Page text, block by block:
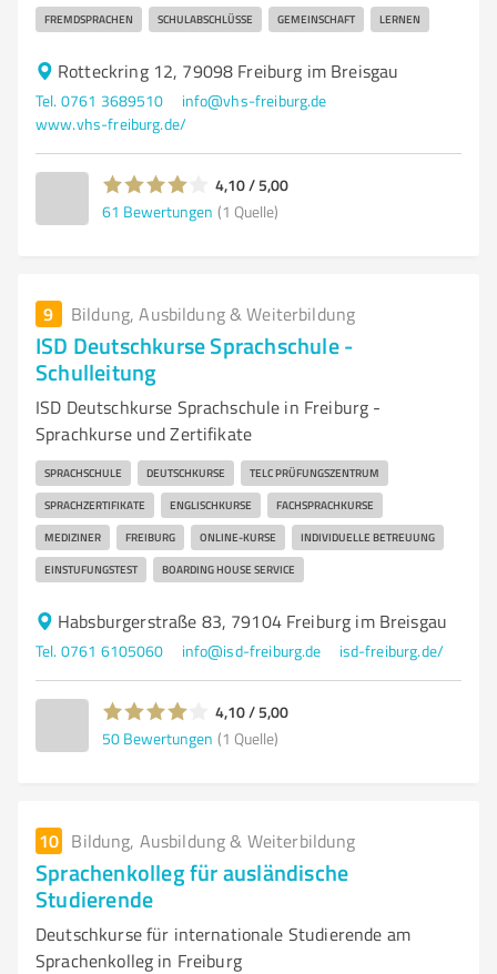
FREMDSPRACHEN SCHULABSCHLÜSSE GEMEINSCHAFT LERNEN
Rotteckring 12, 79098 Freiburg im Breisgau
Tel. 0761 3689510
info@vhs-freiburg.de
www.vhs-freiburg.de/
4,10 / 5,00
61 Bewertungen (1 Quelle)
9 Bildung, Ausbildung & Weiterbildung
ISD Deutschkurse Sprachschule -
Schulleitung
ISD Deutschkurse Sprachschule in Freiburg -
Sprachkurse und Zertifikate
SPRACHSCHULE DEUTSCHKURSE TELC PRÜFUNGSZENTRUM
SPRACHZERTIFIKATE ENGLISCHKURSE FACHSPRACHKURSE
MEDIZINER FREIBURG ONLINE-KURSE INDIVIDUELLE BETREUUNG
EINSTUFUNGSTEST BOARDING HOUSE SERVICE
Habsburgerstraße 83, 79104 Freiburg im Breisgau
Tel. 0761 6105060 info@isd-freiburg.de isd-freiburg.de/
4,10 / 5,00
50 Bewertungen (1 Quelle)
10 Bildung, Ausbildung & Weiterbildung
Sprachenkolleg für ausländische
Studierende
Deutschkurse für internationale Studierende am
Sprachenkolleg in Freiburg